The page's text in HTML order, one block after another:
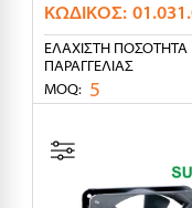
ΚΩΔΙΚΌΣ:
ΕΛΆΧΙΣΤΗ ΠΟΣΌΤΗΤΑ
ΠΑΡΑΓΓΕΛΊΑΣ
MOQ: 5